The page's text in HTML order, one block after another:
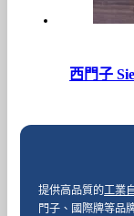
西門子
提供高品質的工業
門子、國際牌等品